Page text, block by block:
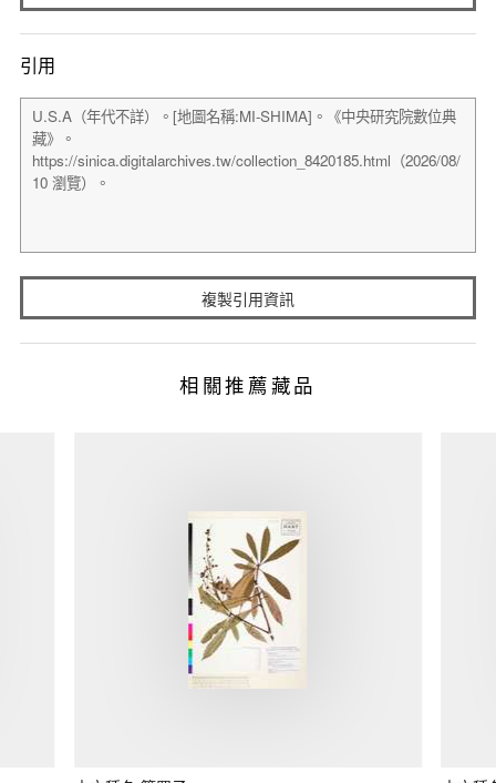
引用
複製引用資訊
相關推薦藏品